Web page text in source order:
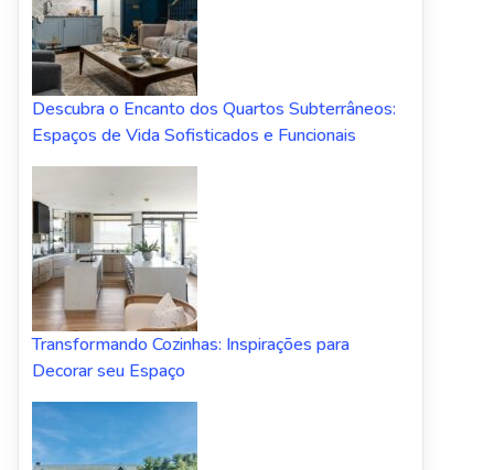
Descubra o Encanto dos Quartos Subterrâneos:
Espaços de Vida Sofisticados e Funcionais
Transformando Cozinhas: Inspirações para
Decorar seu Espaço